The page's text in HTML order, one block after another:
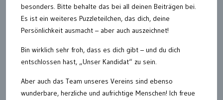
besonders. Bitte behalte das bei all deinen Beiträgen bei.
Es ist ein weiteres Puzzleteilchen, das dich, deine
Persönlichkeit ausmacht – aber auch auszeichnet!
Bin wirklich sehr froh, dass es dich gibt – und du dich
entschlossen hast, „Unser Kandidat“ zu sein.
Aber auch das Team unseres Vereins sind ebenso
wunderbare, herzliche und aufrichtige Menschen! Ich freue